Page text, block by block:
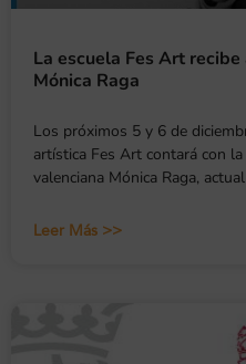
La escuela Fes Art
Mónica Raga
Los próximos 5 y 6 de
artística Fes Art contará con
valenciana Mónica Raga, actual
Leer Más >>